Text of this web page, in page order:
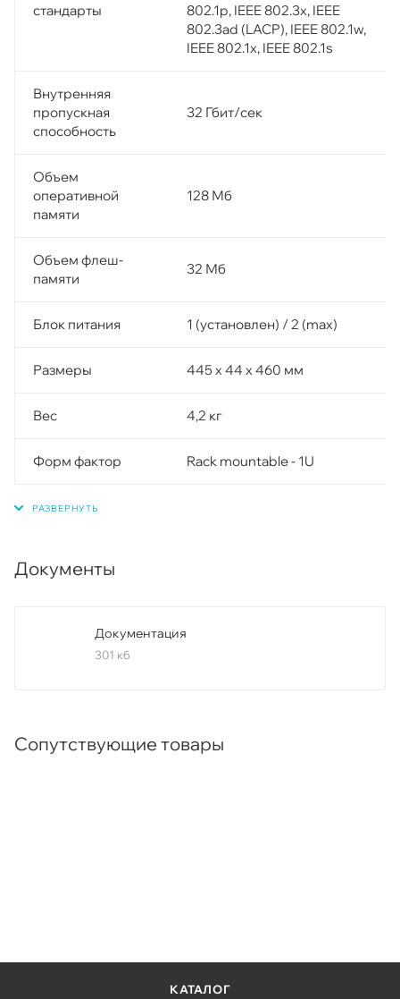
стандарты
802.1p, IEEE 802.3x, IEEE
802.3ad (LACP), IEEE 802.1w,
IEEE 802.1x, IEEE 802.1s
Внутренняя
пропускная
способность
32 Гбит/сек
Объем
оперативной
памяти
128 Мб
Объем флеш-
памяти
32 Мб
Блок питания 1 (установлен) / 2 (max)
Размеры 445 x 44 x 460 мм
Вес 4,2 кг
Форм фактор Rack mountable - 1U
Документы
Документация
301 кб
Сопутствующие товары
КАТАЛОГ